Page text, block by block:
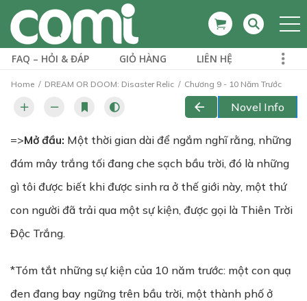
FAQ – HỎI & ĐÁP GIỎ HÀNG LIÊN HỆ
Home DREAM OR DOOM: Disaster Relic Chương 9 - 10 Năm Trước
Novel Info
=>Mở đầu: Một thời gian dài để ngắm nghĩ rằng, những
đám mây trắng tối đang che sạch bầu trời, đó là những
gì tôi được biết khi được sinh ra ở thế giới này, một thứ
con người đã trải qua một sự kiện, được gọi là Thiên Trời
Độc Trắng.
*Tóm tắt những sự kiện của 10 năm trước: một con quạ
đen đang bay ngững trên bầu trời, một thành phố ở